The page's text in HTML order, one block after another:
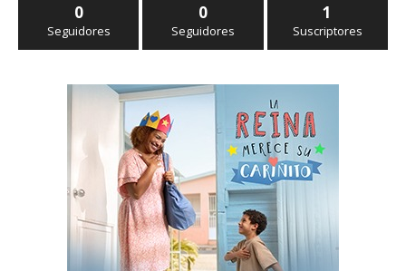
0
Seguidores
0
Seguidores
1
Suscriptores